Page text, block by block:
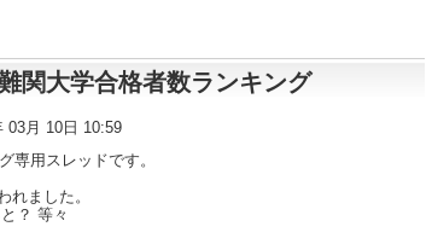
関大学合格者数ランキング
03月 10日 10:59
専用スレッドです。
れました。
？ 等々